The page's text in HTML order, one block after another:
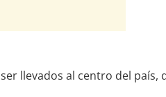
llevados al centro del país,